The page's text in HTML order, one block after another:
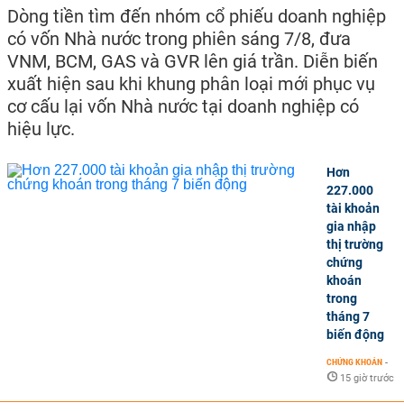
Dòng tiền tìm đến nhóm cổ phiếu doanh nghiệp
có vốn Nhà nước trong phiên sáng 7/8, đưa
VNM, BCM, GAS và GVR lên giá trần. Diễn biến
xuất hiện sau khi khung phân loại mới phục vụ
cơ cấu lại vốn Nhà nước tại doanh nghiệp có
hiệu lực.
Hơn
227.000
tài khoản
gia nhập
thị trường
chứng
khoán
trong
tháng 7
biến động
CHỨNG KHOÁN -
15 giờ trước